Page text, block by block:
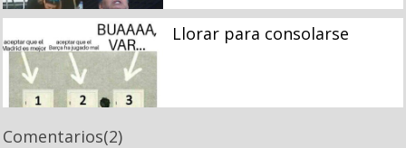
Llorar para consolarse
Comentarios(2)